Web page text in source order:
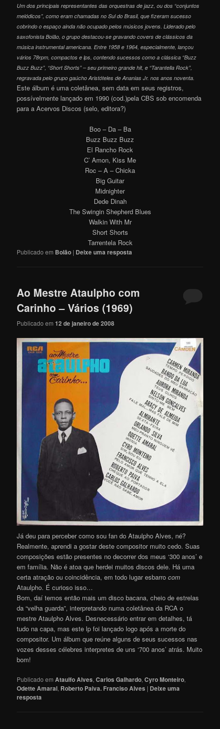
Um dos principais representantes das orquestras de jazz, ou dos “conjuntos
melódicos”, como eram chamadas no Sul do Brasil, que fizeram sucesso
cobrindo o espaço ainda não ocupado pelos músicos jovens. Liderado pelo
saxofonista Bolão, o grupo destacou-se gravando covers de clássicos da
música instrumental americana. Entre 1958 e 1964, especialmente, lançou
vários 78rpm, compactos e lps, contendo sucessos como a clássica “Buzz
Buzz Buzz”, “Short Shorts” – seu primeiro grande hit, e “Tarantella Rock”,
regravada pelo grupo gaúcho Aristóteles de Ananias Jr. nos anos noventa.
Este álbum é uma coletânea, sem data em seus registros,
possívelmente lançado em 1990 (cod.)pela CBS sob encomenda
para a Acervos Discos (selo, editora?)
Boo – Da – Ba
Buzz Buzz Buzz
El Rancho Rock
C’ Amon, Kiss Me
Roc – A – Chicka
Big Guitar
Midnighter
Dede Dinah
The Swingin Shepherd Blues
Walkin With Mr
Short Shorts
Tarrentela Rock
Publicado em Bolão | Deixe uma resposta
Ao Mestre Ataulpho com
Carinho – Vários (1969)
Publicado em12 de janeiro de 2008
Já deu para perceber como sou fan do Ataulpho Alves, né?
Realmente, aprendi a gostar deste compositor muito cedo. Suas
composições estão presentes no decorrer dos meus ‘300 anos’ e
em família. Não é atoa que herdei muitos discos dele. Há uma
certa atração ou coincidência, em todo lugar esbarrocom
Ataulpho. É curioso isso…
Bom, daí temos então mais um disco bacana, cheio de estrelas
da “velha guarda”, interpretando numa coletânea da RCA o
mestre Ataulpho Alves. Desnecessário entrar em detalhes, tá
tudo na capa, mas este lp foi lançado logo após a morte do
compositor. Um álbum que reúne alguns de seus sucessos nas
vozes desses célebres interpretes de uns ‘700 anos’ atrás. Muito
bom!
Publicado em Ataulfo Alves,Carlos Galhardo,Cyro Monteiro,
Odette Amaral, Roberto Paiva. Franciso Alves | Deixe uma
resposta